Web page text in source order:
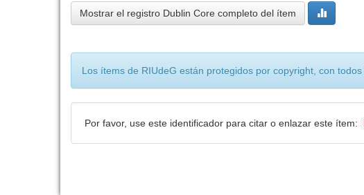
Mostrar el registro Dublin Core completo del ítem
Los ítems de RIUdeG están protegidos por copyright, con
Por favor, use este identificador para citar o enlazar este ítem: